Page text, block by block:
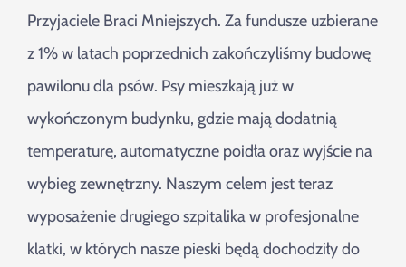
Szukaj
Przyjaciele Braci Mniejszych. Za fundusze uzbierane
z 1% w latach poprzednich zakończyliśmy budowę
pawilonu dla psów. Psy mieszkają już w
wykończonym budynku, gdzie mają dodatnią
temperaturę, automatyczne poidła oraz wyjście na
wybieg zewnętrzny. Naszym celem jest teraz
wyposażenie drugiego szpitalika w profesjonalne
klatki, w których nasze pieski będą dochodziły do